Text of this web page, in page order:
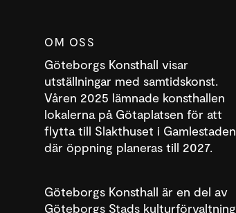
OM OSS
Göteborgs Konsthall visar
utställningar med samtidskonst.
Våren 2025 lämnade konsthallen
lokalerna på Götaplatsen för att
flytta till Slakthuset i Gamlestaden
där öppning planeras till 2027.
Göteborgs Konsthall är en del av
Göteborgs Stads kulturförvaltning
Denna webbplats använder cookies för att förbättra